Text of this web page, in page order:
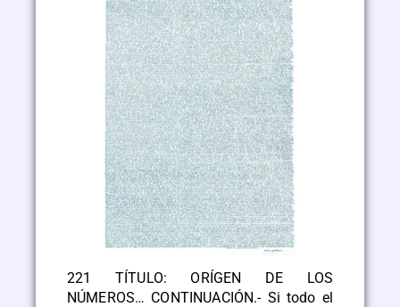
221 TÍTULO: ORÍGEN DE LOS
NÚMEROS… CONTINUACIÓN.- Si todo el